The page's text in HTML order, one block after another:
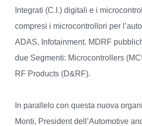
Integrati (C.I.) digitali e i
compresi i microcontrollori per
ADAS, Infotainment. MDRF
due Segmenti: Microcontrollers
RF Products (D&RF).
In parallelo con questa nuova
Monti, President dell’Automotive